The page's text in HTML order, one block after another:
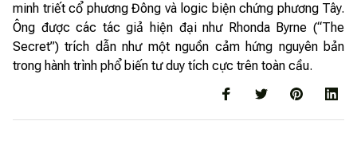
minh triết cổ phương Đông và logic biện chứng phương Tây.
Ông được các tác giả hiện đại như Rhonda Byrne (“The
Secret”) trích dẫn như một nguồn cảm hứng nguyên bản
trong hành trình phổ biến tư duy tích cực trên toàn cầu.